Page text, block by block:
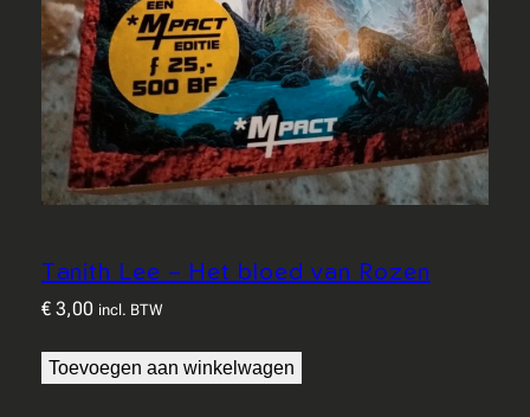
Tanith Lee – Het bloed van Rozen
€3,00 incl. BTW
Toevoegen aan winkelwagen